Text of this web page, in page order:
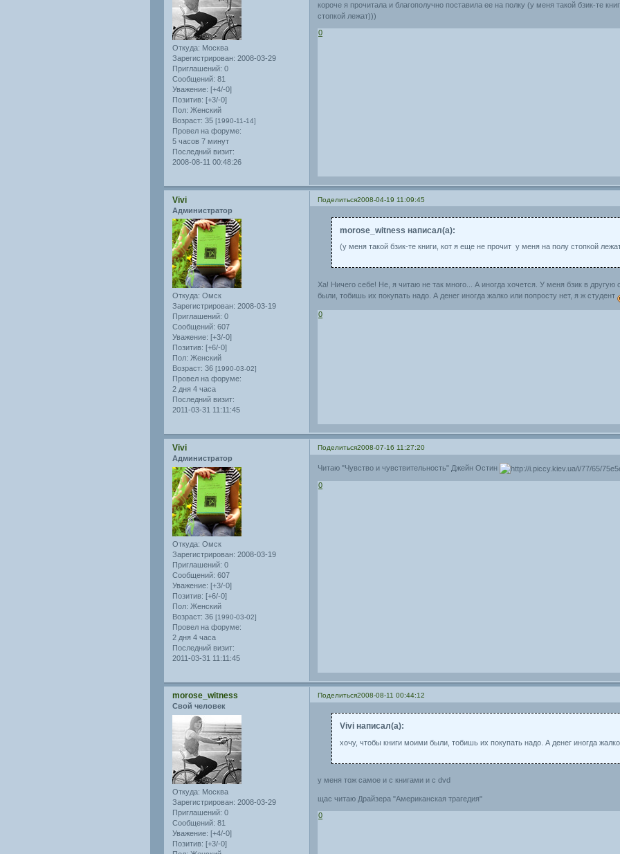
Откуда: Москва
Зарегистрирован: 2008-03-29
Приглашений: 0
Сообщений: 81
Уважение: [+4/-0]
Позитив: [+3/-0]
Пол: Женский
Возраст: 35 [1990-11-14]
Провел на форуме:
5 часов 7 минут
Последний визит:
2008-08-11 00:48:26
короче я прочитала и благополучно поставила ее на полку (у меня такой бзик-те
стопкой лежат)))
0
Поделиться2008-04-19 11:09:45
Vivi
Администратор
Откуда: Омск
Зарегистрирован: 2008-03-19
Приглашений: 0
Сообщений: 607
Уважение: [+3/-0]
Позитив: [+6/-0]
Пол: Женский
Возраст: 36 [1990-03-02]
Провел на форуме:
2 дня 4 часа
Последний визит:
2011-03-31 11:11:45
morose_witness написал(а):
(у меня такой бзик-те книги, кот я еще не прочит у меня на полу стопкой
Ха! Ничего себе! Не, я читаю не так много... А иногда хочется. У меня бзик в другую
были, тобишь их покупать надо. А денег иногда жалко или попросту нет, я ж студент
0
Поделиться2008-07-16 11:27:20
Vivi
Администратор
Откуда: Омск
Зарегистрирован: 2008-03-19
Приглашений: 0
Сообщений: 607
Уважение: [+3/-0]
Позитив: [+6/-0]
Пол: Женский
Возраст: 36 [1990-03-02]
Провел на форуме:
2 дня 4 часа
Последний визит:
2011-03-31 11:11:45
Читаю "Чувство и чувствительность" Джейн Остин
0
Поделиться2008-08-11 00:44:12
morose_witness
Свой человек
Откуда: Москва
Зарегистрирован: 2008-03-29
Приглашений: 0
Сообщений: 81
Уважение: [+4/-0]
Позитив: [+3/-0]
Vivi написал(а):
хочу, чтобы книги моими были, тобишь их покупать надо. А денег иногда
у меня тож самое и с книгами и с dvd
щас читаю Драйзера "Американская трагедия"
0